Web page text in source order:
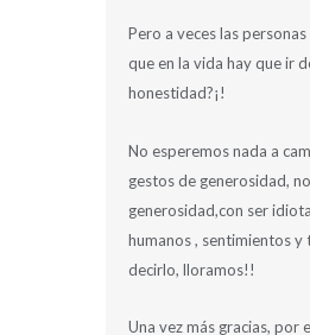
Pero a veces las
que en la vida hay que ir
honestidad?¡!
No esperemos nada a
gestos de generosidad,
generosidad,con ser
humanos , sentimientos
decirlo, lloramos!!
Una vez más gracias, por